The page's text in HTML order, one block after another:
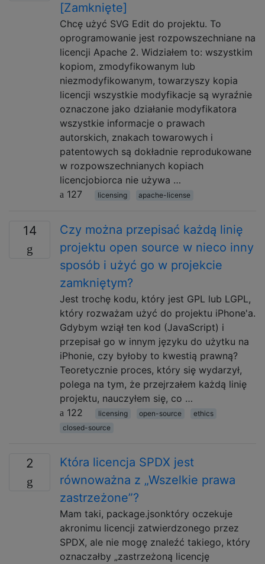
[Zamknięte]
Chcę użyć SVG Edit do projektu. To
oprogramowanie jest rozpowszechniane na
licencji Apache 2. Widziałem to: wszystkim
kopiom, zmodyfikowanym lub
niezmodyfikowanym, towarzyszy kopia
licencji wszystkie modyfikacje są wyraźnie
oznaczone jako działanie modyfikatora
wszystkie informacje o prawach
autorskich, znakach towarowych i
patentowych są dokładnie reprodukowane
w rozpowszechnianych kopiach
licencjobiorca nie używa …
127
licensing apache-license
14
Czy można przepisać każdą linię
projektu open source w nieco inny
sposób i użyć go w projekcie
zamkniętym?
Jest trochę kodu, który jest GPL lub LGPL,
który rozważam użyć do projektu iPhone'a.
Gdybym wziął ten kod (JavaScript) i
przepisał go w innym języku do użytku na
iPhonie, czy byłoby to kwestią prawną?
Teoretycznie proces, który się wydarzył,
polega na tym, że przejrzałem każdą linię
projektu, nauczyłem się, co …
122
licensing open-source
ethics
closed-source
2
Która licencja SPDX jest
równoważna z „Wszelkie prawa
zastrzeżone”?
Mam taki, package.jsonktóry oczekuje
akronimu licencji zatwierdzonego przez
SPDX, ale nie mogę znaleźć takiego, który
oznaczałby „zastrzeżoną licencję